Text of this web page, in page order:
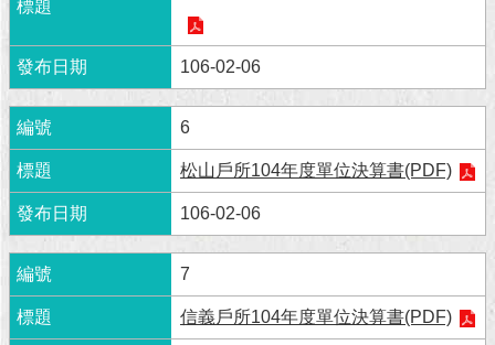
與
互
動
活
動
主
題
回
首
頁
106-02-06
6
松山戶所104年度單位決算書(PDF)
106-02-06
7
信義戶所104年度單位決算書(PDF)